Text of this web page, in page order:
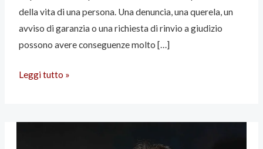
della vita di una persona. Una denuncia, una querela, un
avviso di garanzia o una richiesta di rinvio a giudizio
possono avere conseguenze molto […]
Leggi tutto »